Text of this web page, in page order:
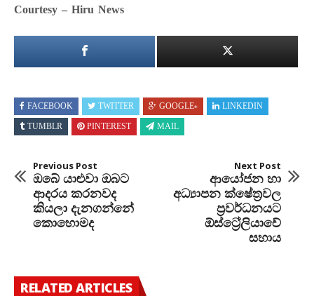
Courtesy – Hiru News
FACEBOOK TWITTER GOOGLE+ LINKEDIN
TUMBLR PINTEREST MAIL
Previous Post
ඔබේ යාළුවා ඔබට
ආදරය කරනවද
කියලා දැනගන්නේ
කොහොමද
Next Post
ආයෝජන හා
අධ්‍යාපන ක්ෂේත්‍රවල
ප්‍රවර්ධනයට
ඕස්ට්‍රේලියාවේ
සහාය
RELATED ARTICLES